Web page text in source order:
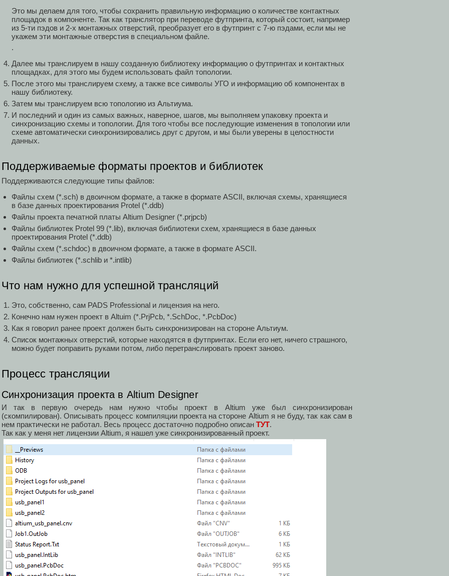
Это мы делаем для того, чтобы сохранить правильную информацию о количестве контактных
площадок в компоненте. Так как транслятор при переводе футпринта, который состоит, например
из 5-ти пэдов и 2-х монтажных отверстий, преобразует его в футпринт с 7-ю пэдами, если мы не
укажем эти монтажные отверстия в специальном файле.
.
Далее мы транслируем в нашу созданную библиотеку информацию о футпринтах и контактных
площадках, для этого мы будем использовать файл топологии.
После этого мы транслируем схему, а также все символы УГО и информацию об компонентах в
нашу библиотеку.
Затем мы транслируем всю топологию из Альтиума.
И последний и один из самых важных, наверное, шагов, мы выполняем упаковку проекта и
синхронизацию схемы и топологии. Для того чтобы все последующие изменения в топологии или
схеме автоматически синхронизировались друг с другом, и мы были уверены в целостности
данных.
Поддерживаемые форматы проектов и библиотек
Поддерживаются следующие типы файлов:
Файлы схем (*.sch) в двоичном формате, а также в формате ASCII, включая схемы, хранящиеся
в базе данных проектирования Protel (*.ddb)
Файлы проекта печатной платы Altium Designer (*.prjpcb)
Файлы библиотек Protel 99 (*.lib), включая библиотеки схем, хранящиеся в базе данных
проектирования Protel (*.ddb)
Файлы схем (*.schdoc) в двоичном формате, а также в формате ASCII.
Файлы библиотек (*.schlib и *.intlib)
Что нам нужно для успешной трансляций
Это, собственно, сам PADS Professional и лицензия на него.
Конечно нам нужен проект в Altuim (*.PrjPcb, *.SchDoc, *.PcbDoc)
Как я говорил ранее проект должен быть синхронизирован на стороне Альтиум.
Список монтажных отверстий, которые находятся в футпринтах. Если его нет, ничего страшного,
можно будет поправить руками потом, либо перетранслировать проект заново.
Процесс трансляции
Синхронизация проекта в Altium Designer
И так в первую очередь нам нужно чтобы проект в Altium уже был синхронизирован
(скомпилирован). Описывать процесс компиляции проекта на стороне Altium я не буду, так как сам в
нем практически не работал. Весь процесс достаточно подробно описан ТУТ.
Так как у меня нет лицензии Altium, я нашел уже синхронизированный проект.